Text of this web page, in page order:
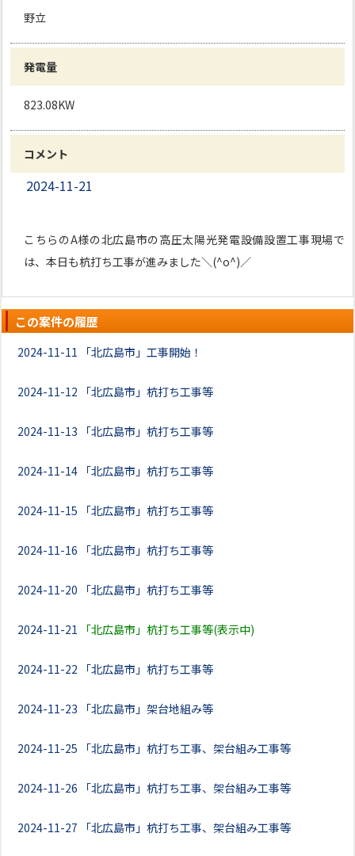
野立
発電量
823.08KW
コメント
2024-11-21
こちらのA様の北広島市の高圧太陽光発電設備設置工事現場で
は、本日も杭打ち工事が進みました＼(^o^)／
この案件の履歴
2024-11-11 「北広島市」工事開始！
2024-11-12 「北広島市」杭打ち工事等
2024-11-13 「北広島市」杭打ち工事等
2024-11-14 「北広島市」杭打ち工事等
2024-11-15 「北広島市」杭打ち工事等
2024-11-16 「北広島市」杭打ち工事等
2024-11-20 「北広島市」杭打ち工事等
2024-11-21 「北広島市」杭打ち工事等(表示中)
2024-11-22 「北広島市」杭打ち工事等
2024-11-23 「北広島市」架台地組み等
2024-11-25 「北広島市」杭打ち工事、架台組み工事等
2024-11-26 「北広島市」杭打ち工事、架台組み工事等
2024-11-27 「北広島市」杭打ち工事、架台組み工事等